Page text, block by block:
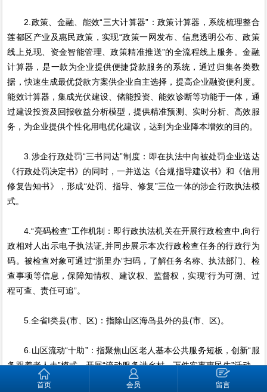
2.政策、金融、能效“三大计算器”：政策计算器，系统梳理整合
莲都区产业及惠民政策，实现“政策一网发布、信息透明公布、政策
线上兑现、资金智能管理、政策精准推送”的全流程线上服务。金融
计算器，是一款为企业提供便捷贷款服务的系统，通过归集各类数
据，快速生成最优贷款方案供企业自主选择，提高企业融资便利度。
能效计算器，集成光伏建设、储能投资、能效诊断等功能于一体，通
过建设投资及回报收益分析模型，提供精准预测、实时分析、高效服
务，为企业提供个性化用电优化建议，达到为企业降本增效的目的。
3.涉企行政处罚“三书同达”制度：即在执法中向被处罚企业送达
《行政处罚决定书》的同时，一并送达《合规指导建议书》和《信用
修复告知书》，形成“处罚、指导、修复”三位一体的涉企行政执法模
式。
4.“亮码检查”工作机制：即行政执法机关在开展行政检查中,向行
政相对人出示电子执法证,并同步展示本次行政检查任务的行政行为
码。被检查对象可通过“浙里办”扫码，了解任务名称、执法部门、检
查事项等信息，保障知情权、建议权、监督权，实现“行为可溯、过
程可查、责任可追”。
5.全省I类县(市、区)：指除山区海岛县外的县(市、区)。
6.山区流动“十助”：指聚焦山区老人基本公共服务短板，创新“服
务跟着老人走”模式，开展“流动服务进乡村、万件实事惠民生”活动，
在助餐、助医、助行、助急、助浴、助洁、助销、助购、助学、助乐
首页 会员 留言